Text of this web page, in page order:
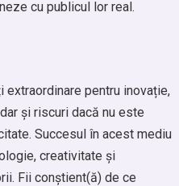
cu publicul lor real.
pentru inovație,
și riscuri dacă nu este
Succesul în acest mediu
creativitate și
Fii conștient(ă) de ce